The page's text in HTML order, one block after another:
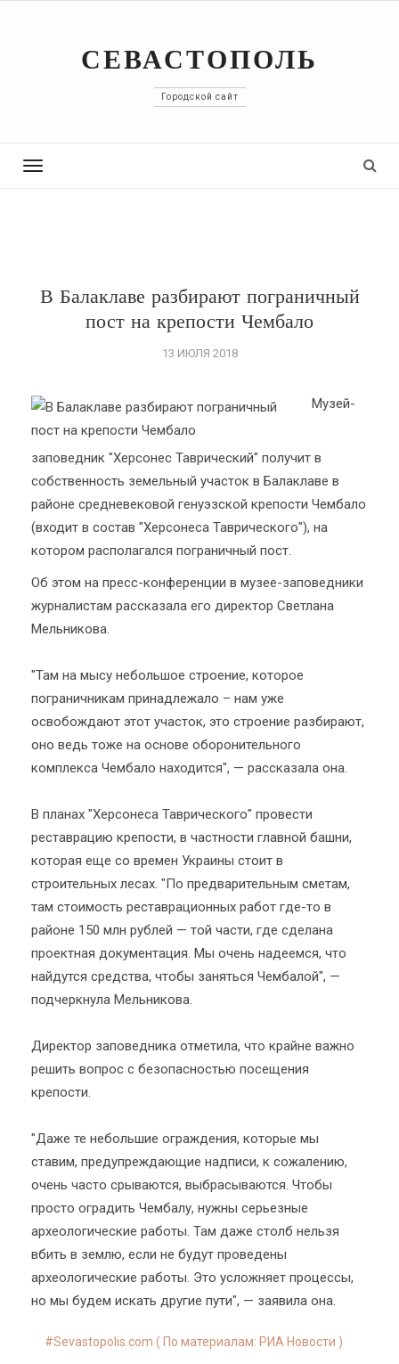
СЕВАСТОПОЛЬ
Городской сайт
Toggle
В Балаклаве разбирают пограничный
пост на крепости Чембало
13 ИЮЛЯ 2018
Музей-
заповедник "Херсонес Таврический" получит в
собственность земельный участок в Балаклаве в
районе средневековой генуэзской крепости Чембало
(входит в состав "Херсонеса Таврического"), на
котором располагался пограничный пост.
Об этом на пресс-конференции в музее-заповедники
журналистам рассказала его директор Светлана
Мельникова.
"Там на мысу небольшое строение, которое
пограничникам принадлежало – нам уже
освобождают этот участок, это строение разбирают,
оно ведь тоже на основе оборонительного
комплекса Чембало находится", — рассказала она.
В планах "Херсонеса Таврического" провести
реставрацию крепости, в частности главной башни,
которая еще со времен Украины стоит в
строительных лесах. "По предварительным сметам,
там стоимость реставрационных работ где-то в
районе 150 млн рублей — той части, где сделана
проектная документация. Мы очень надеемся, что
найдутся средства, чтобы заняться Чембалой", —
подчеркнула Мельникова.
Директор заповедника отметила, что крайне важно
решить вопрос с безопасностью посещения
крепости.
"Даже те небольшие ограждения, которые мы
ставим, предупреждающие надписи, к сожалению,
очень часто срываются, выбрасываются. Чтобы
просто оградить Чембалу, нужны серьезные
археологические работы. Там даже столб нельзя
вбить в землю, если не будут проведены
археологические работы. Это усложняет процессы,
но мы будем искать другие пути", — заявила она.
Sevastopolis.com ( По материалам: РИА Новости )